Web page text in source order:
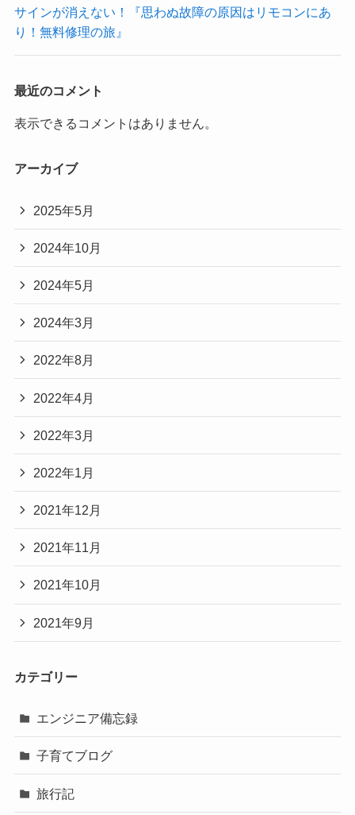
サインが消えない！『思わぬ故障の原因はリモコンにあ
り！無料修理の旅』
最近のコメント
表示できるコメントはありません。
アーカイブ
2025年5月
2024年10月
2024年5月
2024年3月
2022年8月
2022年4月
2022年3月
2022年1月
2021年12月
2021年11月
2021年10月
2021年9月
カテゴリー
エンジニア備忘録
子育てブログ
旅行記